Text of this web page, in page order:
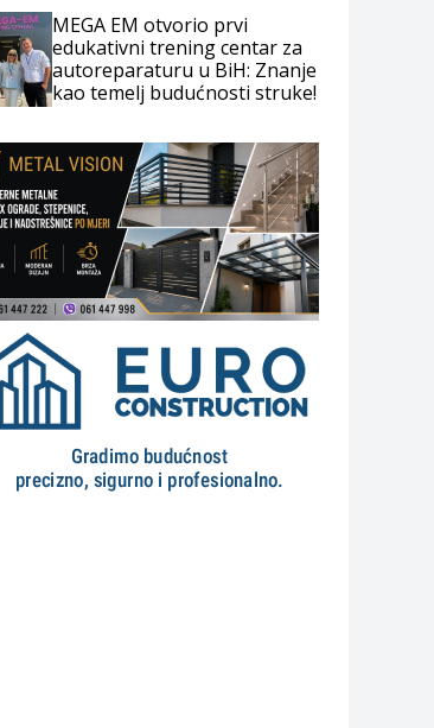
MEGA EM otvorio prvi
edukativni trening centar za
autoreparaturu u BiH: Znanje
kao temelj budućnosti struke!